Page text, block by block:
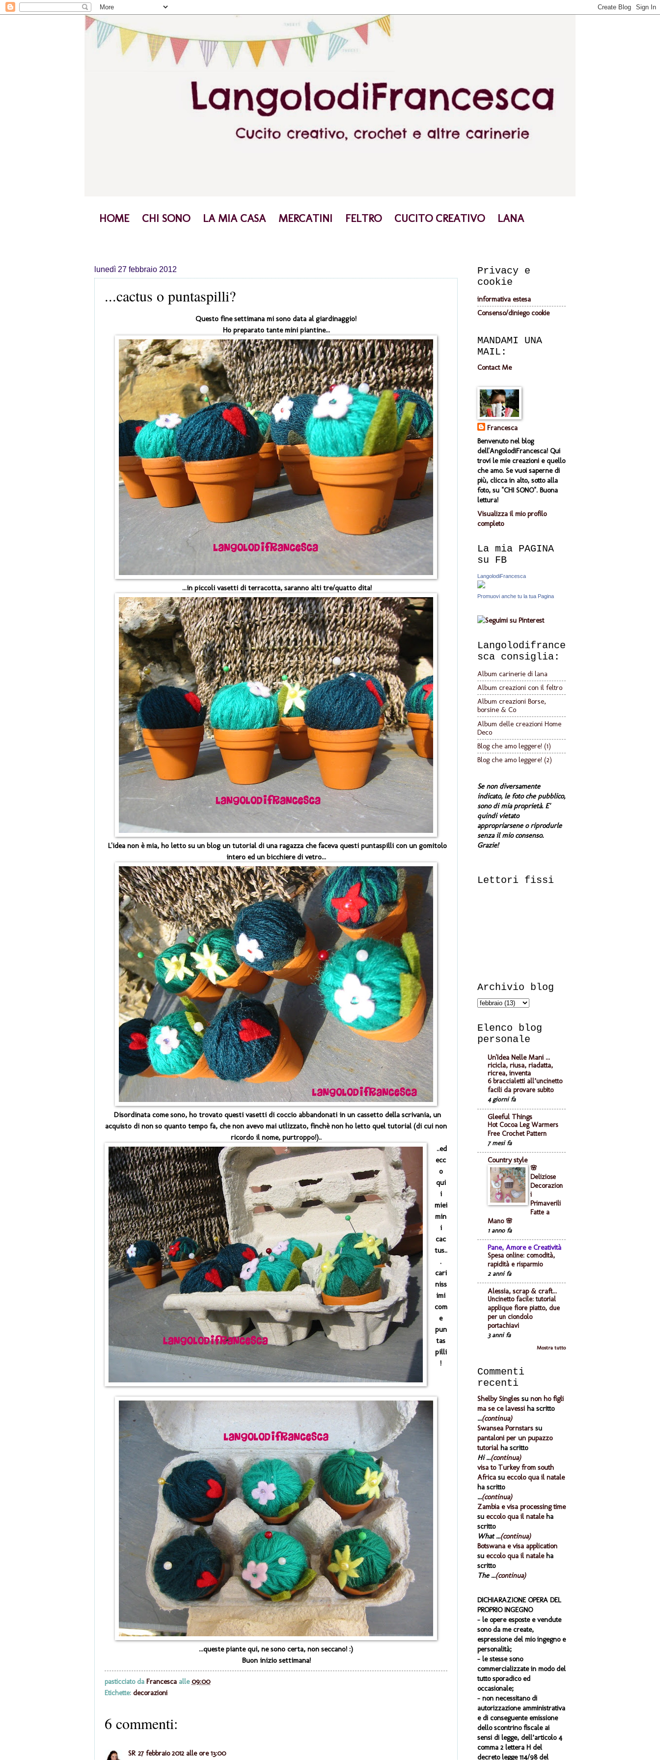
HOME CHI SONO LA MIA CASA MERCATINI FELTRO CUCITO CREATIVO LANA
lunedì 27 febbraio 2012
...cactus o puntaspilli?
Questo fine settimana mi sono data al giardinaggio!
Ho preparato tante mini piantine...
...in piccoli vasetti di terracotta, saranno alti tre/quatto dita!
L'idea non è mia, ho letto su un blog un tutorial di una ragazza che faceva questi puntaspilli con un gomitolo
intero ed un bicchiere di vetro...
Disordinata come sono, ho trovato questi vasetti di coccio abbandonati in un cassetto della scrivania, un
acquisto di non so quanto tempo fa, che non avevo mai utlizzato, finchè non ho letto quel tutorial (di cui non
ricordo il nome, purtroppo!)..
..ed
ecc
o
qui
i
miei
min
i
cac
tus..
.
cari
niss
imi
com
e
pun
tas
pilli
!
...queste piante qui, ne sono certa, non seccano! :)
Buon inizio settimana!
pasticciato da Francesca alle09:00
Etichette: decorazioni
6 commenti:
SR 27 febbraio 2012 alle ore 13:00
Privacy e
cookie
informativa estesa
Consenso/diniego cookie
MANDAMI UNA
MAIL:
Contact Me
Francesca
Benvenuto nel blog
dell'AngolodiFrancesca! Qui
trovi le mie creazioni e quello
che amo. Se vuoi saperne di
più, clicca in alto, sotto alla
foto, su "CHI SONO". Buona
lettura!
Visualizza il mio profilo
completo
La mia PAGINA
su FB
LangolodiFrancesca
Promuovi anche tu la tua Pagina
Langolodifrance
sca consiglia:
Album carinerie di lana
Album creazioni con il feltro
Album creazioni Borse,
borsine & Co
Album delle creazioni Home
Deco
Blog che amo leggere! (1)
Blog che amo leggere! (2)
Se non diversamente
indicato, le foto che pubblico,
sono di mia proprietà. E'
quindi vietato
appropriarsene o riprodurle
senza il mio consenso.
Grazie!
Lettori fissi
Archivio blog
Elenco blog
personale
Un'Idea Nelle Mani ...
ricicla, riusa, riadatta,
ricrea, inventa
6 braccialetti all’uncinetto
facili da provare subito
4 giorni fa
Gleeful Things
Hot Cocoa Leg Warmers
Free Crochet Pattern
7 mesi fa
Country style
🌸
Deliziose
Decorazion
i
Primaverili
Fatte a
Mano 🌸
1 anno fa
Pane, Amore e Creatività
Spesa online: comodità,
rapidità e risparmio
2 anni fa
Alessia, scrap & craft...
Uncinetto facile: tutorial
applique fiore piatto, due
per un ciondolo
portachiavi
3 anni fa
Mostra tutto
Commenti
recenti
Shelby Singles su non ho figli
ma se ce lavessi ha scritto
...(continua)
Swansea Pornstars su
pantaloni per un pupazzo
tutorialha scritto
Hi ...(continua)
visa to Turkey from south
Africa su eccolo qua il natale
ha scritto
...(continua)
Zambia e visa processing time
su eccolo qua il nataleha
scritto
What ...(continua)
Botswana e visa application
su eccolo qua il nataleha
scritto
The ...(continua)
DICHIARAZIONE OPERA DEL
PROPRIO INGEGNO
- le opere esposte e vendute
sono da me create,
espressione del mio ingegno e
personalità;
- le stesse sono
commercializzate in modo del
tutto sporadico ed
occasionale;
- non necessitano di
autorizzazione amministrativa
e di conseguente emissione
dello scontrino fiscale ai
sensi di legge, dell’articolo 4
comma 2 lettera H del
decreto legge 114/98 del